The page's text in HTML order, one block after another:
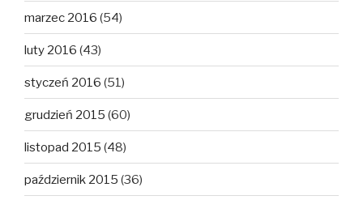
marzec 2016 (54)
luty 2016 (43)
styczeń 2016 (51)
grudzień 2015 (60)
listopad 2015 (48)
październik 2015 (36)